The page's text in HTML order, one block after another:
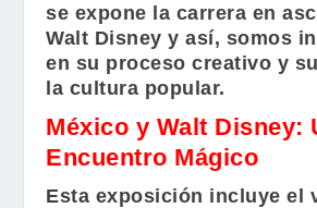
se expone la carrera en
Walt Disney y así, somos
en su proceso creativo y
la cultura popular.
México y Walt Disney:
Encuentro Mágico
Esta exposición incluye el